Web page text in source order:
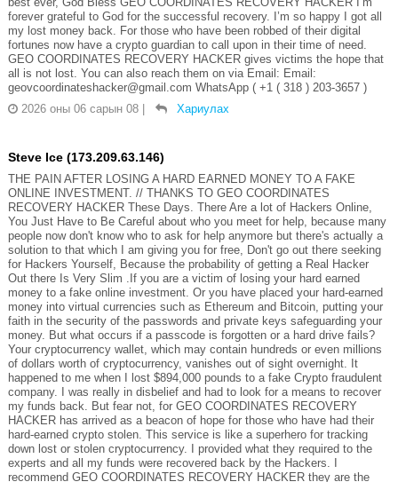
forever grateful to God for the successful recovery. I’m so happy I got all
my lost money back. For those who have been robbed of their digital
fortunes now have a crypto guardian to call upon in their time of need.
GEO COORDINATES RECOVERY HACKER gives victims the hope that
all is not lost. You can also reach them on via Email: Email:
geovcoordinateshacker@gmail.com WhatsApp ( +1 ( 318 ) 203-3657 )
2026 оны 06 сарын 08 | Хариулах
Steve Ice (173.209.63.146)
THE PAIN AFTER LOSING A HARD EARNED MONEY TO A FAKE
ONLINE INVESTMENT. // THANKS TO GEO COORDINATES
RECOVERY HACKER These Days. There Are a lot of Hackers Online,
You Just Have to Be Careful about who you meet for help, because many
people now don't know who to ask for help anymore but there's actually a
solution to that which I am giving you for free, Don't go out there seeking
for Hackers Yourself, Because the probability of getting a Real Hacker
Out there Is Very Slim .If you are a victim of losing your hard earned
money to a fake online investment. Or you have placed your hard-earned
money into virtual currencies such as Ethereum and Bitcoin, putting your
faith in the security of the passwords and private keys safeguarding your
money. But what occurs if a passcode is forgotten or a hard drive fails?
Your cryptocurrency wallet, which may contain hundreds or even millions
of dollars worth of cryptocurrency, vanishes out of sight overnight. It
happened to me when I lost $894,000 pounds to a fake Crypto fraudulent
company. I was really in disbelief and had to look for a means to recover
my funds back. But fear not, for GEO COORDINATES RECOVERY
HACKER has arrived as a beacon of hope for those who have had their
hard-earned crypto stolen. This service is like a superhero for tracking
down lost or stolen cryptocurrency. I provided what they required to the
experts and all my funds were recovered back by the Hackers. I
recommend GEO COORDINATES RECOVERY HACKER they are the